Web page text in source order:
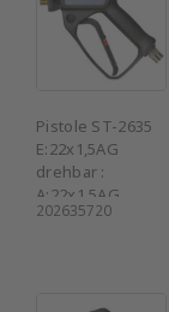
Pistole ST-2635
E:22x1,5AG
drehbar :
A:22x1,5AG
202635720